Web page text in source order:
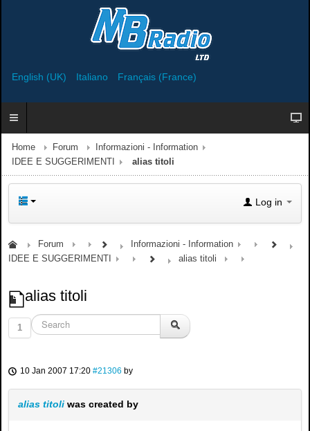
English (UK) Italiano Français (France)
Home Forum
Informazioni - Information
IDEE E SUGGERIMENTI
alias titoli
Log in
Forum
Informazioni - Information
IDEE E SUGGERIMENTI
alias titoli
alias titoli
1
10 Jan 2007 17:20 #21306 by
alias titoli was created by